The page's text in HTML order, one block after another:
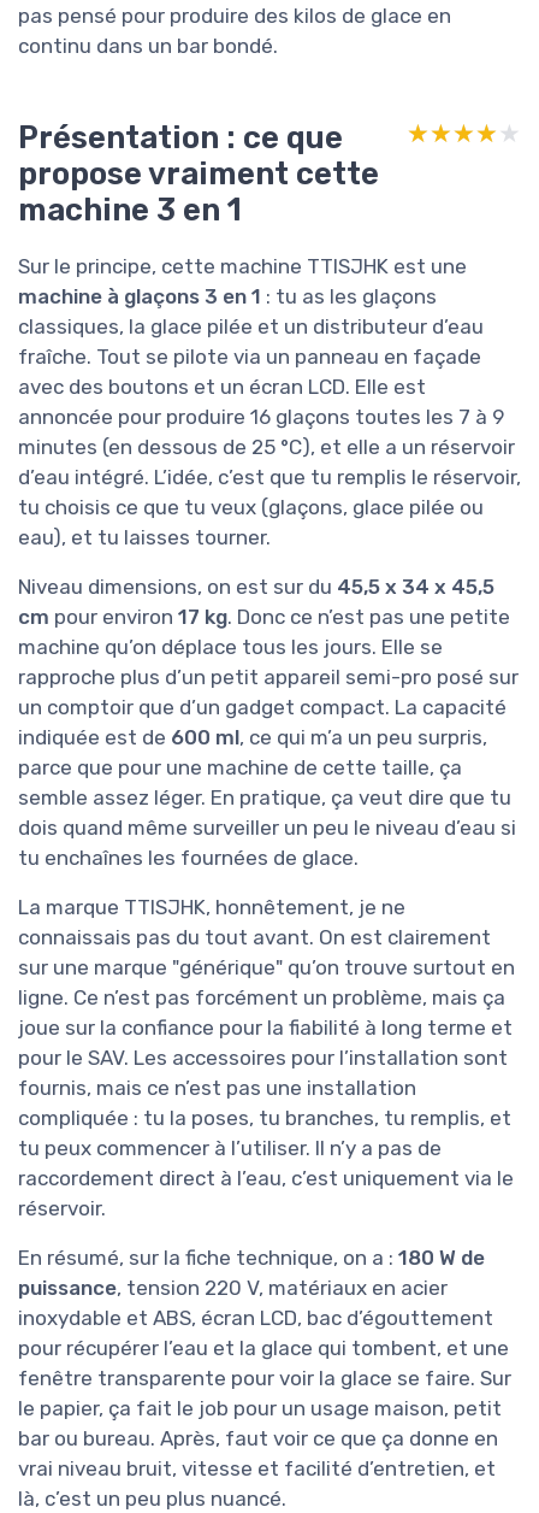
pas pensé pour produire des kilos de glace en
continu dans un bar bondé.
Présentation : ce que
propose vraiment cette
machine 3 en 1
★★★★★
★★★★★
Sur le principe, cette machine TTISJHK est une
machine à glaçons 3 en 1 : tu as les glaçons
classiques, la glace pilée et un distributeur d’eau
fraîche. Tout se pilote via un panneau en façade
avec des boutons et un écran LCD. Elle est
annoncée pour produire 16 glaçons toutes les 7 à 9
minutes (en dessous de 25 °C), et elle a un réservoir
d’eau intégré. L’idée, c’est que tu remplis le réservoir,
tu choisis ce que tu veux (glaçons, glace pilée ou
eau), et tu laisses tourner.
Niveau dimensions, on est sur du 45,5 x 34 x 45,5
cm pour environ 17 kg. Donc ce n’est pas une petite
machine qu’on déplace tous les jours. Elle se
rapproche plus d’un petit appareil semi-pro posé sur
un comptoir que d’un gadget compact. La capacité
indiquée est de 600 ml, ce qui m’a un peu surpris,
parce que pour une machine de cette taille, ça
semble assez léger. En pratique, ça veut dire que tu
dois quand même surveiller un peu le niveau d’eau si
tu enchaînes les fournées de glace.
La marque TTISJHK, honnêtement, je ne
connaissais pas du tout avant. On est clairement
sur une marque "générique" qu’on trouve surtout en
ligne. Ce n’est pas forcément un problème, mais ça
joue sur la confiance pour la fiabilité à long terme et
pour le SAV. Les accessoires pour l’installation sont
fournis, mais ce n’est pas une installation
compliquée : tu la poses, tu branches, tu remplis, et
tu peux commencer à l’utiliser. Il n’y a pas de
raccordement direct à l’eau, c’est uniquement via le
réservoir.
En résumé, sur la fiche technique, on a : 180 W de
puissance, tension 220 V, matériaux en acier
inoxydable et ABS, écran LCD, bac d’égouttement
pour récupérer l’eau et la glace qui tombent, et une
fenêtre transparente pour voir la glace se faire. Sur
le papier, ça fait le job pour un usage maison, petit
bar ou bureau. Après, faut voir ce que ça donne en
vrai niveau bruit, vitesse et facilité d’entretien, et
là, c’est un peu plus nuancé.